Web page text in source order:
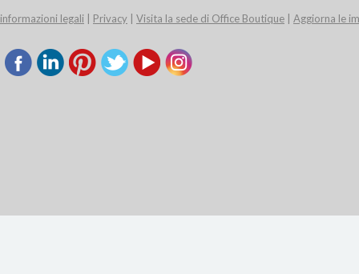
informazioni legali
Privacy Visita la sede di Office Boutique Aggiorna le